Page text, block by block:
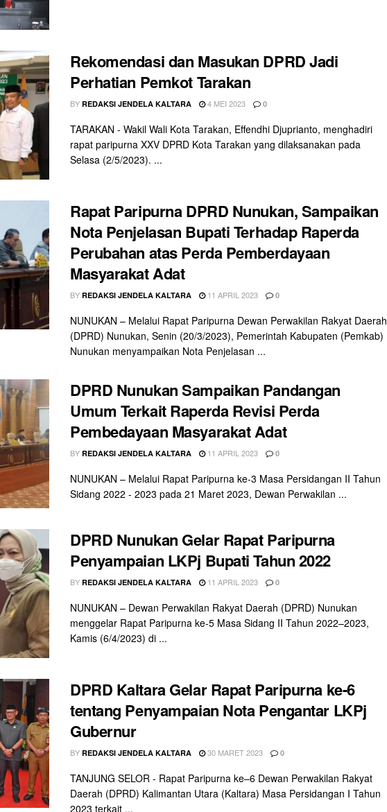
Rekomendasi dan Masukan DPRD Jadi
Perhatian Pemkot Tarakan
BY REDAKSI JENDELA KALTARA 4 MEI 2023 0
TARAKAN - Wakil Wali Kota Tarakan, Effendhi Djuprianto, menghadiri
rapat paripurna XXV DPRD Kota Tarakan yang dilaksanakan pada
Selasa (2/5/2023). ...
Rapat Paripurna DPRD Nunukan, Sampaikan
Nota Penjelasan Bupati Terhadap Raperda
Perubahan atas Perda Pemberdayaan
Masyarakat Adat
BY REDAKSI JENDELA KALTARA 11 APRIL 2023 0
NUNUKAN – Melalui Rapat Paripurna Dewan Perwakilan Rakyat Daerah
(DPRD) Nunukan, Senin (20/3/2023), Pemerintah Kabupaten (Pemkab)
Nunukan menyampaikan Nota Penjelasan ...
DPRD Nunukan Sampaikan Pandangan
Umum Terkait Raperda Revisi Perda
Pembedayaan Masyarakat Adat
BY REDAKSI JENDELA KALTARA 11 APRIL 2023 0
NUNUKAN – Melalui Rapat Paripurna ke-3 Masa Persidangan II Tahun
Sidang 2022 - 2023 pada 21 Maret 2023, Dewan Perwakilan ...
DPRD Nunukan Gelar Rapat Paripurna
Penyampaian LKPj Bupati Tahun 2022
BY REDAKSI JENDELA KALTARA 11 APRIL 2023 0
NUNUKAN – Dewan Perwakilan Rakyat Daerah (DPRD) Nunukan
menggelar Rapat Paripurna ke-5 Masa Sidang II Tahun 2022–2023,
Kamis (6/4/2023) di ...
DPRD Kaltara Gelar Rapat Paripurna ke-6
tentang Penyampaian Nota Pengantar LKPj
Gubernur
BY REDAKSI JENDELA KALTARA 30 MARET 2023 0
TANJUNG SELOR - Rapat Paripurna ke–6 Dewan Perwakilan Rakyat
Daerah (DPRD) Kalimantan Utara (Kaltara) Masa Persidangan I Tahun
2023 terkait ...